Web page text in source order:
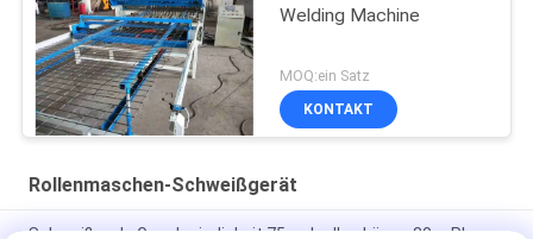
Welding Machine
MOQ:ein Satz
KONTAKT
Rollenmaschen-Schweißgerät
Schweißende Geschwindigkeit 75mal rollen Länge 30m Plc-